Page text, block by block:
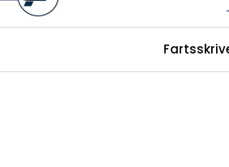
fartskriver.no |